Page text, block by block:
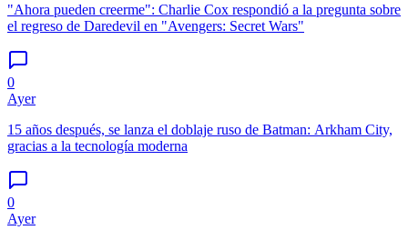
"Ahora pueden creerme": Charlie Cox respondió a la pregunta sobre
el regreso de Daredevil en "Avengers: Secret Wars"
0
Ayer
15 años después, se lanza el doblaje ruso de Batman: Arkham City,
gracias a la tecnología moderna
0
Ayer